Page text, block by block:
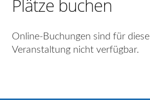
Plätze buchen
Online-Buchungen sind für diese
Veranstaltung nicht verfügbar.